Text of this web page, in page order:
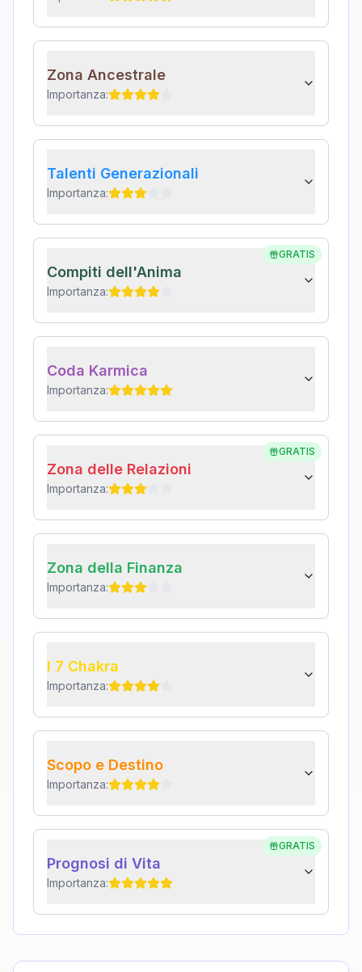
Zona Ancestrale
Importanza:
Talenti Generazionali
Importanza:
GRATIS
Compiti dell'Anima
Importanza:
Coda Karmica
Importanza:
GRATIS
Zona delle Relazioni
Importanza:
Zona della Finanza
Importanza:
I 7 Chakra
Importanza:
Scopo e Destino
Importanza:
GRATIS
Prognosi di Vita
Importanza: